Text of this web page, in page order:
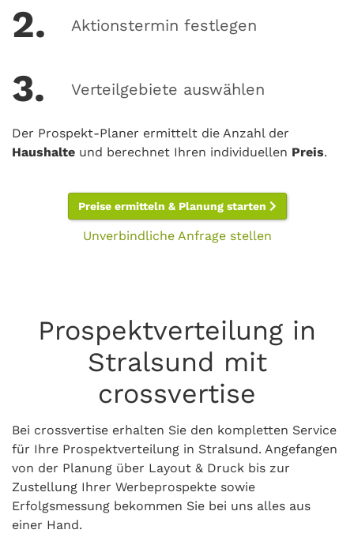
2. Aktionstermin festlegen
3. Verteilgebiete auswählen
Der Prospekt-Planer ermittelt die Anzahl der
Haushalte und berechnet Ihren individuellen Preis.
Preise ermitteln & Planung starten
Unverbindliche Anfrage stellen
Prospektverteilung in
Stralsund mit
crossvertise
Bei crossvertise erhalten Sie den kompletten Service
für Ihre Prospektverteilung in Stralsund. Angefangen
von der Planung über Layout & Druck bis zur
Zustellung Ihrer Werbeprospekte sowie
Erfolgsmessung bekommen Sie bei uns alles aus
einer Hand.